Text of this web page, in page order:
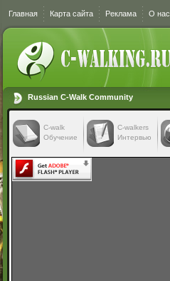
Главная Карта сайта Реклама О нас
Russian C-Walk Community
C-walk
Обучение
C-walkers
Интервью